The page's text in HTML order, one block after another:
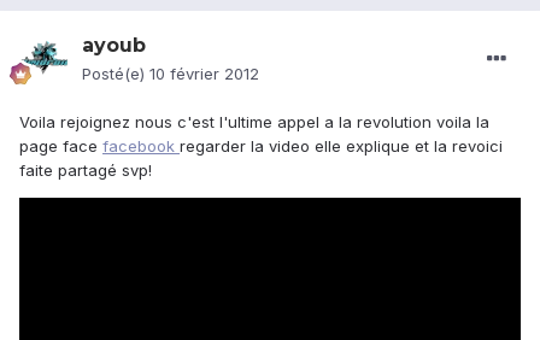
ayoub
Posté(e) 10 février 2012
Voila rejoignez nous c'est l'ultime appel a la revolution voila la
page face facebook regarder la video elle explique et la revoici
faite partagé svp!